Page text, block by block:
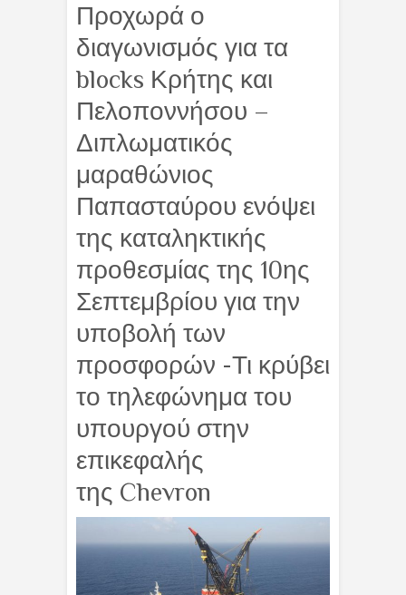
Προχωρά ο
διαγωνισμός για τα
blocks Κρήτης και
Πελοποννήσου –
Διπλωματικός
μαραθώνιος
Παπασταύρου ενόψει
της καταληκτικής
προθεσμίας της 10ης
Σεπτεμβρίου για την
υποβολή των
προσφορών -Τι κρύβει
το τηλεφώνημα του
υπουργού στην
επικεφαλής
της Chevron